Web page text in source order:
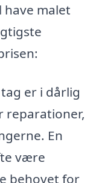
have malet
er i dårlig
reparationer,
En
være
behovet for